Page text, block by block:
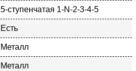
5-ступенчатая 1-N-2-3-4-5
Есть
Металл
Металл